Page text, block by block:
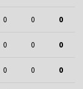
0 0 0
0 0 0
0 0 0